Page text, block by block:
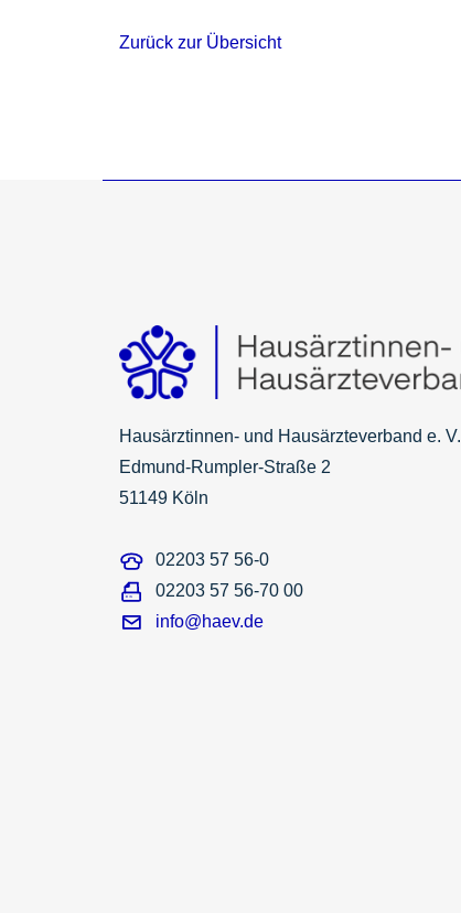
Zurück zur Übersicht
Hausärztinnen- und Hausärzteverband e. V.
Edmund-Rumpler-Straße 2
51149 Köln
02203 57 56-0
02203 57 56-70 00
info@haev.de